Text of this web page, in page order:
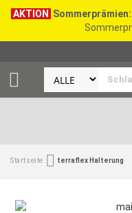
AKTION Sommerprämien:
Startseite terraflex Halterung